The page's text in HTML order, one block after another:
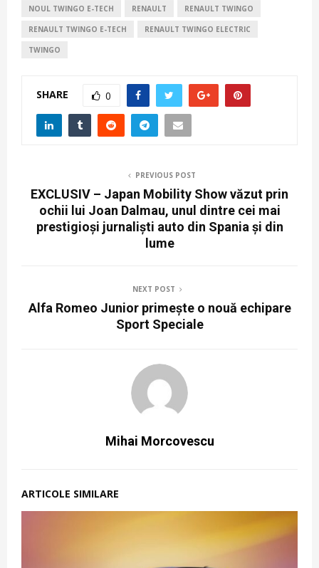
NOUL TWINGO E-TECH RENAULT RENAULT TWINGO
RENAULT TWINGO E-TECH RENAULT TWINGO ELECTRIC
TWINGO
SHARE 0
PREVIOUS POST
EXCLUSIV – Japan Mobility Show văzut prin
ochii lui Joan Dalmau, unul dintre cei mai
prestigioși jurnaliști auto din Spania și din
lume
NEXT POST
Alfa Romeo Junior primește o nouă echipare
Sport Speciale
Mihai Morcovescu
ARTICOLE SIMILARE